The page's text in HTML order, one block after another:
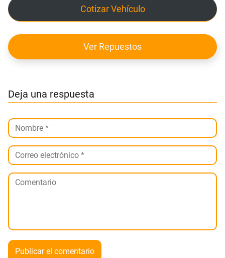
Cotizar Vehículo
Ver Repuestos
Deja una respuesta